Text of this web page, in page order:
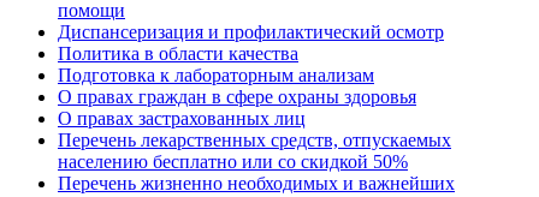
помощи
Диспансеризация и профилактический осмотр
Политика в области качества
Подготовка к лабораторным анализам
О правах граждан в сфере охраны здоровья
О правах застрахованных лиц
Перечень лекарственных средств, отпускаемых
населению бесплатно или со скидкой 50%
Перечень жизненно необходимых и важнейших